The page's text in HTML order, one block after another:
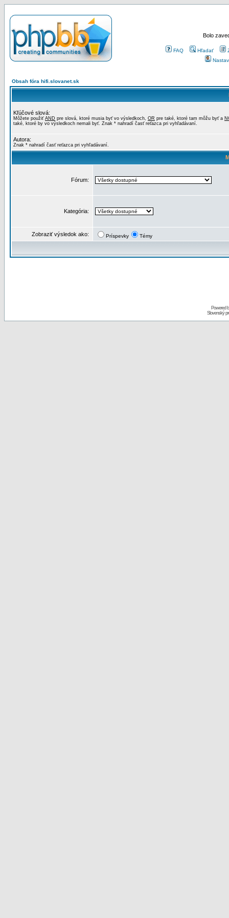
Bolo
FAQ Hľadať
Obsah fóra hifi.slovanet.sk
Kľúčové slová:
Môžete použiť AND pre slová, ktoré musia byť vo výsledkoch, OR pre také, ktoré tam môžu byť a
také, ktoré by vo výsledkoch nemali byť. Znak * nahradí časť reťazca pri vyhľadávaní.
Autora:
Znak * nahradí časť reťazca pri vyhľadávaní.
Fórum:
Kategória:
Zobraziť výsledok ako: Príspevky Témy
Powered
Slovenský